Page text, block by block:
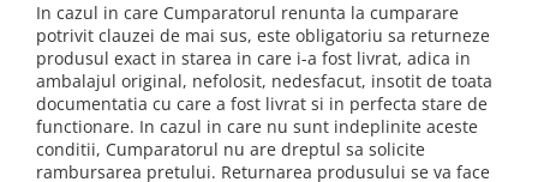
In cazul in care Cumparatorul renunta la cumparare
potrivit clauzei de mai sus, este obligatoriu sa returneze
produsul exact in starea in care i-a fost livrat, adica in
ambalajul original, nefolosit, nedesfacut, insotit de toata
documentatia cu care a fost livrat si in perfecta stare de
functionare. In cazul in care nu sunt indeplinite aceste
conditii, Cumparatorul nu are dreptul sa solicite
rambursarea pretului. Returnarea produsului se va face